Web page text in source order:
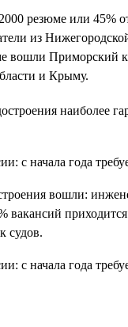
резюме или 45%
из
вошли Приморский
и Крыму.
наиболее
вошли:
приходится
судов.